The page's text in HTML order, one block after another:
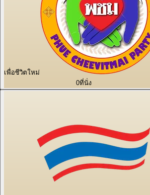
เพื่อชีวิตใหม่
0ที่นั่ง